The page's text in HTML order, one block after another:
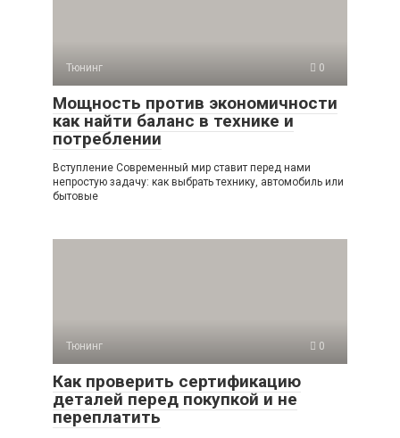
Тюнинг 0
Мощность против экономичности
как найти баланс в технике и
потреблении
Вступление Современный мир ставит перед нами
непростую задачу: как выбрать технику, автомобиль или
бытовые
Тюнинг 0
Как проверить сертификацию
деталей перед покупкой и не
переплатить